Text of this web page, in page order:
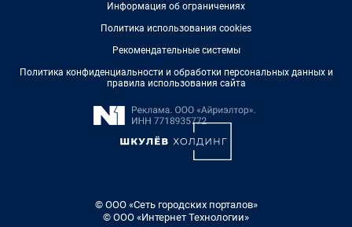
Информация об ограничениях
Политика использования cookies
Рекомендательные системы
Политика конфиденциальности и обработки персональных данных и
правила использования сайта
© ООО «Сеть городских порталов»
© ООО «Интернет Технологии»